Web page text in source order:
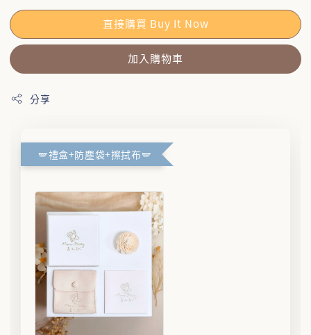
直接購買 Buy It Now
加入購物車
分享
🪽禮盒+防塵袋+擦拭布🪽